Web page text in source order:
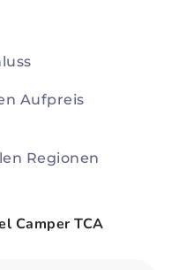
Aufpreis
Regionen
Camper TCA